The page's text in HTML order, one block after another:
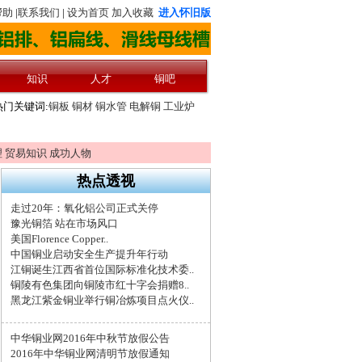
贸易知识 成功人物
热点透视